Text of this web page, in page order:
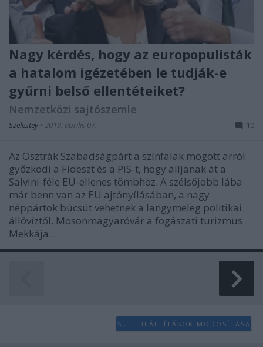
Nagy kérdés, hogy az europopulisták
a hatalom igézetében le tudják-e
gyűrni belső ellentéteiket?
Nemzetközi sajtószemle
Szelestey • 2019. április 07. 10
Az Osztrák Szabadságpárt a színfalak mögött arról
győzködi a Fideszt és a PiS-t, hogy álljanak át a
Salvini-féle EU-ellenes tömbhöz. A szélsőjobb lába
már benn van az EU ajtónyílásában, a nagy
néppártok búcsút vehetnek a langymeleg politikai
állóvíztől. Mosonmagyaróvár a fogászati turizmus
Mekkája…
SÜTI BEÁLLÍTÁSOK MÓDOSÍTÁSA